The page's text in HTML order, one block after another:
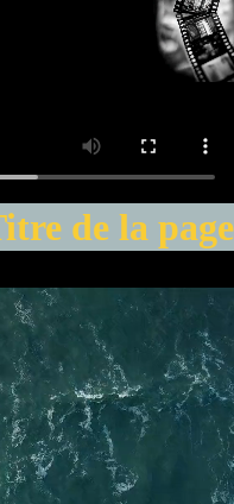
de la page